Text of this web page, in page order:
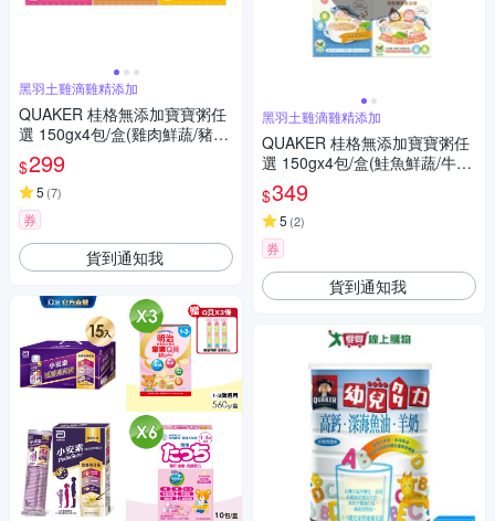
黑羽土雞滴雞精添加
QUAKER 桂格無添加寶寶粥任
選 150gx4包/盒(雞肉鮮蔬/豬肉
鮮蔬/南瓜豆奶)
$299
5 (7)
券
貨到通知我
黑羽土雞滴雞精添加
QUAKER 桂格無添加寶寶粥任
選 150gx4包/盒(鮭魚鮮蔬/牛肉
番茄/海陸饗宴)
$349
5 (2)
券
貨到通知我